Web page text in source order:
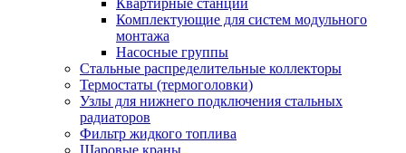
Квартирные станции
Комплектующие для систем модульного
монтажа
Насосные группы
Стальные распределительные коллекторы
Термостаты (термоголовки)
Узлы для нижнего подключения стальных
радиаторов
Фильтр жидкого топлива
Шаровые краны